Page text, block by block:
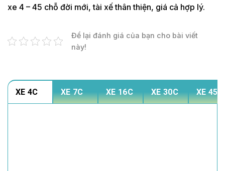
xe 4 – 45 chỗ đời mới, tài xế thân thiện, giá cả hợp lý.
Để lại đánh giá của bạn cho bài viết
này!
XE 4C XE 7C XE 16C XE 30C XE 45C